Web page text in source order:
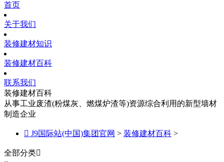
首页
关于我们
装修建材知识
装修建材百科
联系我们
装修建材百科
从事工业废渣(粉煤灰、燃煤炉渣等)资源综合利用的新型墙材
制造企业
 J9国际站(中国)集团官网 > 装修建材百科 >
全部分类